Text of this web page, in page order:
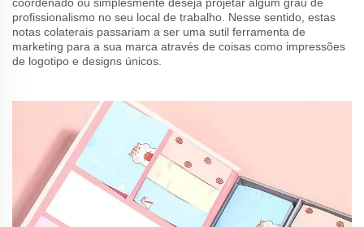
coordenado ou simplesmente deseja projetar algum grau de
profissionalismo no seu local de trabalho. Nesse sentido, estas
notas colaterais passariam a ser uma sutil ferramenta de
marketing para a sua marca através de coisas como impressões
de logotipo e designs únicos.